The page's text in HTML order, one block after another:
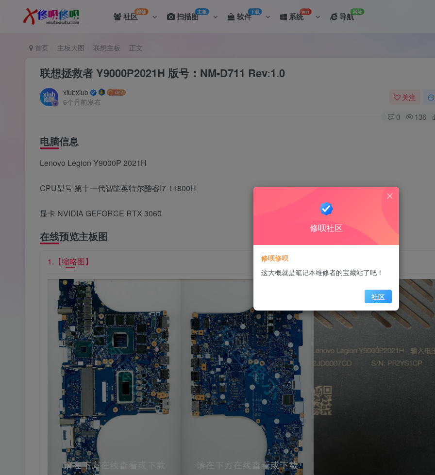
社区维修 扫描图主板 软件下载 系统win 导航网址
首页 主板大图 联想主板 正文
联想拯救者 Y9000P2021H 版号：NM-D711 Rev:1.0
xiubxiub
6个月前发布
关注
0 136
电脑信息
Lenovo Legion Y9000P 2021H
CPU型号 第十一代智能英特尔酷睿I7-11800H
显卡 NVIDIA GEFORCE RTX 3060
在线预览主板图
1.【缩略图】
修呗社区
修呗修呗
这大概就是笔记本维修者的宝藏站了吧！
社区